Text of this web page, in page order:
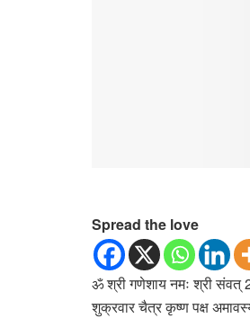
Spread the love
ॐ श्री गणेशाय नमः श्री संवत्
शुक्रवार चैत्र कृष्ण पक्ष